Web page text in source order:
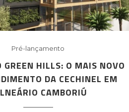
Pré-lançamento
GREEN HILLS: O MAIS NOVO
DA CECHINEL EM
CAMBORIÚ